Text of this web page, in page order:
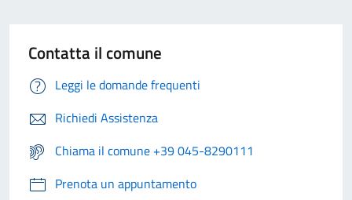
Contatta il comune
Leggi le domande frequenti
Richiedi Assistenza
Chiama il comune +39 045-8290111
Prenota un appuntamento